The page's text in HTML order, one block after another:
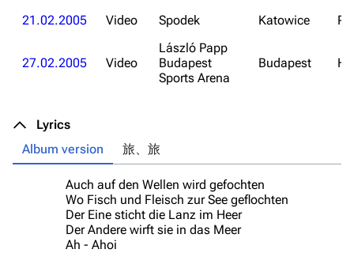
21.02.2005 Video Spodek Katowice
27.02.2005 Video
László Papp
Budapest
Sports Arena
Budapest
Lyrics
Album version
旅、旅
Auch auf den Wellen wird gefochten
Wo Fisch und Fleisch zur See geflochten
Der Eine sticht die Lanz im Heer
Der Andere wirft sie in das Meer
Ah - Ahoi